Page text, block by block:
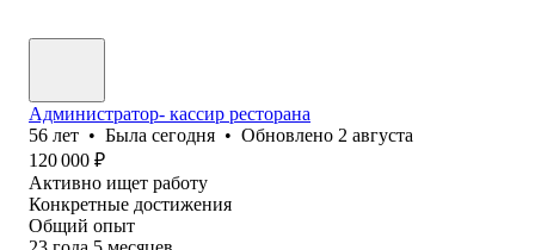
Администратор- кассир ресторана
56 лет • Была сегодня • Обновлено 2 августа
120 000 ₽
Активно ищет работу
Конкретные достижения
Общий опыт